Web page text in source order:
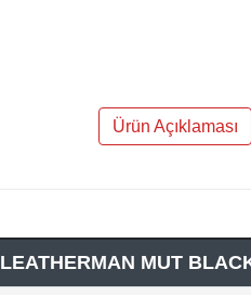
Ürün Açıklaması
LEATHERMAN MUT